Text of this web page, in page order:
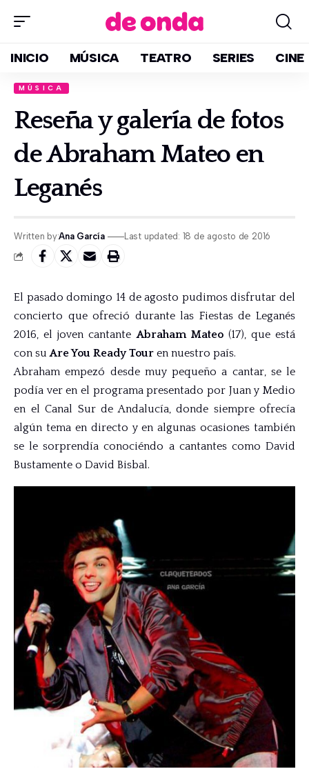
INICIO MÚSICA TEATRO SERIES CINE
MÚSICA
Reseña y galería de fotos
de Abraham Mateo en
Leganés
Written by:Ana García Last updated: 18 de agosto de 2016
El pasado domingo 14 de agosto pudimos disfrutar del
concierto que ofreció durante las Fiestas de Leganés
2016, el joven cantanteAbraham Mateo(17), que está
con suAre You Ready Tour en nuestro país.
Abraham empezó desde muy pequeño a cantar, se le
podía ver en el programa presentado por Juan y Medio
en el Canal Sur de Andalucía, donde siempre ofrecía
algún tema en directo y en algunas ocasiones también
se le sorprendía conociéndo a cantantes como David
Bustamente o David Bisbal.